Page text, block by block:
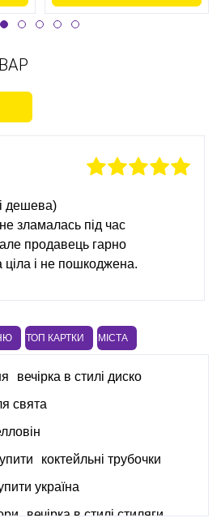
дешева)
зламалась під час
продавець гарно
ціла і не пошкоджена.
ТОП КАРТКИ МІСТА
вечірка в стилі диско
свята
коктейльні трубочки
україна
вечірка в стилі стиляги